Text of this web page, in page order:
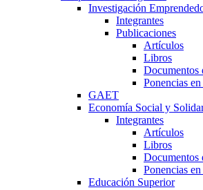
Investigación
Integrantes
Publicaciones
Artículos
Libros
Documentos
Ponencias
GAET
Economía Social y
Integrantes
Artículos
Libros
Documentos
Ponencias
Educación Superior